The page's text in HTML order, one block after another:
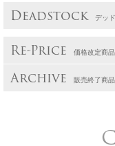
Deadstock デッ
Re-Price 価格改定商品
Archive 販売終了商品